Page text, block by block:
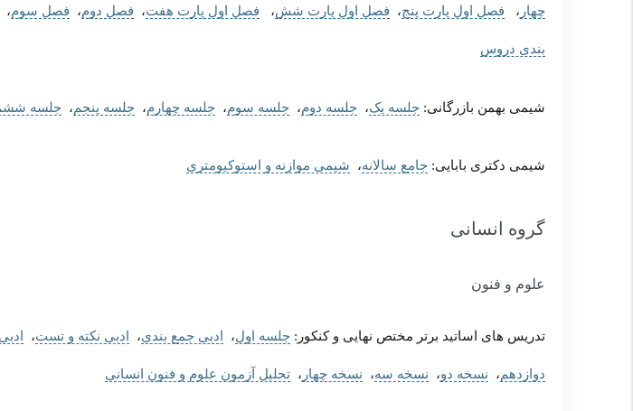
چهار ، فصل اول پارت پنج، فصل اول پارت شش، فصل اول پارت هفت، فصل دوم، فصل سوم،
بندی دروس
شیمی بهمن بازرگانی: جلسه یک، جلسه دوم، جلسه سوم، جلسه چهارم، جلسه پنجم، جلسه
شیمی دکتری بابایی: جامع سالانه، شیمی موازنه و استوکیومتری
گروه انسانی
علوم و فنون
تدریس های اساتید برتر مختص نهایی و کنکور: جلسه اول، ادبی جمع بندی، ادبی نکته و تست،
دوازدهم، نسخه دو، نسخه سه، نسخه چهار ، تحلیل آزمون علوم و فنون انسانی